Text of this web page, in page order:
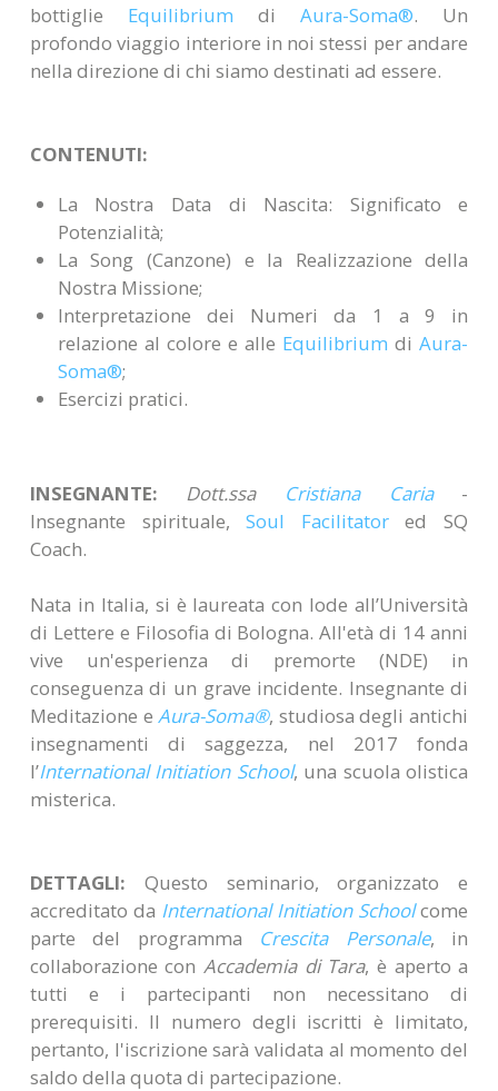
bottiglie Equilibrium diAura-Soma®. Un
profondo viaggio interiore in noi stessi per andare
nella direzione di chi siamo destinati ad essere.
CONTENUTI:
La Nostra Data di Nascita: Significato e
Potenzialità;
La Song (Canzone) e la Realizzazione della
Nostra Missione;
Interpretazione dei Numeri da 1 a 9 in
relazione al colore e alle Equilibrium diAura-
Soma®;
Esercizi pratici.
INSEGNANTE: Dott.ssa Cristiana Caria
-
Insegnante spirituale,Soul Facilitatored SQ
Coach.
Nata in Italia, si è laureata con lode all’Università
di Lettere e Filosofia di Bologna. All'età di 14 anni
vive un'esperienza di premorte (NDE) in
conseguenza di un grave incidente. Insegnante di
Meditazione eAura-Soma®, studiosa degli antichi
insegnamenti di saggezza, nel 2017 fonda
l’International Initiation School, una scuola olistica
misterica.
DETTAGLI: Questo seminario, organizzato e
accreditato da International Initiation School come
parte del programma Crescita Personale, in
collaborazione conAccademia di Tara, è aperto a
tutti e i partecipanti non necessitano di
prerequisiti. Il numero degli iscritti è limitato,
pertanto, l'iscrizione sarà validata al momento del
saldo della quota di partecipazione.